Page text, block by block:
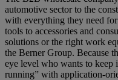
automotive sector to the
with everything they need
tools to accessories and
solutions or the right work
the Berner Group. Because
eye level who wants to keep
running” with application-